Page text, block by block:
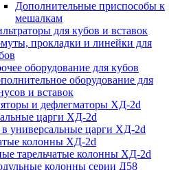
Дополнительные приспособы к
мешалкам
для кубов и вставок
прокладки и линейки для
оборудование для кубов
оборудование для
и вставок
и дефлегматоры ХД-2d
царги ХД-2d
универсальные царги ХД-2d
колонны ХД-2d
тарельчатые колонны ХД-2d
колонны серии Д58